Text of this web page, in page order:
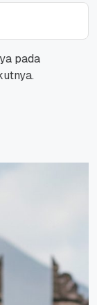
pada